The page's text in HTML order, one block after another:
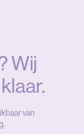
Wij
van